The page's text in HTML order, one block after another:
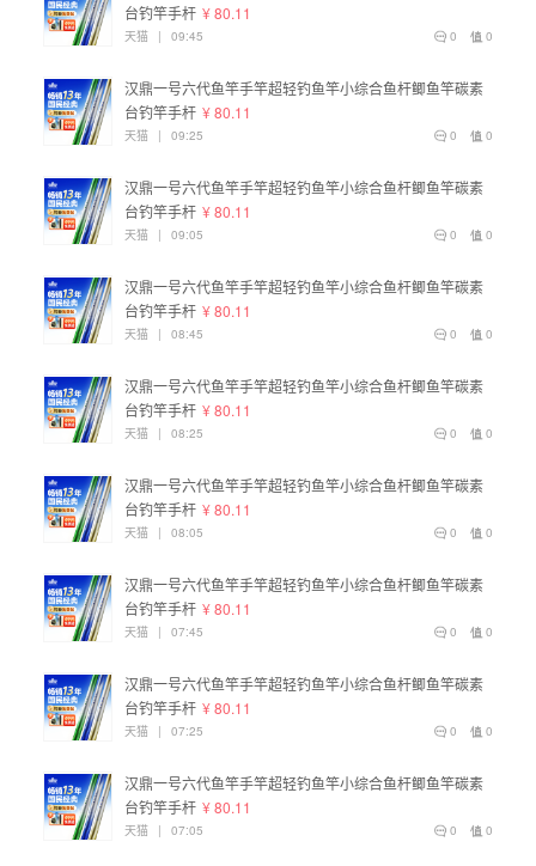
台钓竿手杆 ¥ 80.11
0
0
天猫 | 09:45
汉鼎一号六代鱼竿手竿超轻钓鱼竿小综合鱼杆鲫鱼竿碳素
台钓竿手杆 ¥ 80.11
0
0
天猫 | 09:25
汉鼎一号六代鱼竿手竿超轻钓鱼竿小综合鱼杆鲫鱼竿碳素
台钓竿手杆 ¥ 80.11
0
0
天猫 | 09:05
汉鼎一号六代鱼竿手竿超轻钓鱼竿小综合鱼杆鲫鱼竿碳素
台钓竿手杆 ¥ 80.11
0
0
天猫 | 08:45
汉鼎一号六代鱼竿手竿超轻钓鱼竿小综合鱼杆鲫鱼竿碳素
台钓竿手杆 ¥ 80.11
0
0
天猫 | 08:25
汉鼎一号六代鱼竿手竿超轻钓鱼竿小综合鱼杆鲫鱼竿碳素
台钓竿手杆 ¥ 80.11
0
0
天猫 | 08:05
汉鼎一号六代鱼竿手竿超轻钓鱼竿小综合鱼杆鲫鱼竿碳素
台钓竿手杆 ¥ 80.11
0
0
天猫 | 07:45
汉鼎一号六代鱼竿手竿超轻钓鱼竿小综合鱼杆鲫鱼竿碳素
台钓竿手杆 ¥ 80.11
0
0
天猫 | 07:25
汉鼎一号六代鱼竿手竿超轻钓鱼竿小综合鱼杆鲫鱼竿碳素
台钓竿手杆 ¥ 80.11
0
0
天猫 | 07:05